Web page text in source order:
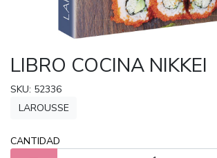
LIBRO COCINA NIKKEI
SKU: 52336
LAROUSSE
CANTIDAD